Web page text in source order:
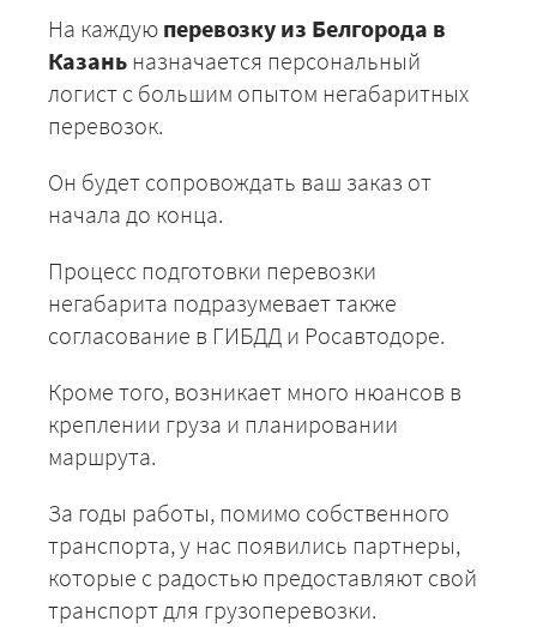
На каждую перевозку из Белгорода в
Казань назначается персональный
логист с большим опытом негабаритных
перевозок.
Он будет сопровождать ваш заказ от
начала до конца.
Процесс подготовки перевозки
негабарита подразумевает также
согласование в ГИБДД и Росавтодоре.
Кроме того, возникает много нюансов в
креплении груза и планировании
маршрута.
За годы работы, помимо собственного
транспорта, у нас появились партнеры,
которые с радостью предоставляют свой
транспорт для грузоперевозки.